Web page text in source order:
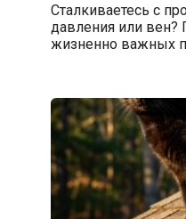
Сталкиваетесь с
давления или вен?
жизненно важных